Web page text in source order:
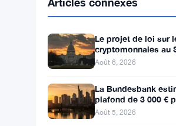
SolanaSOL $73.4642
XRPXRP $1.0446